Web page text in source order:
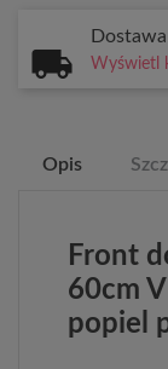
Dostawa
Wyświetl
Opis
Front
60cm
popiel